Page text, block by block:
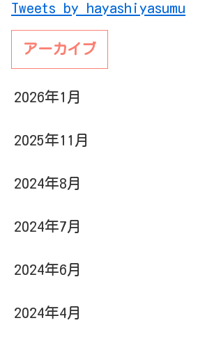
Tweets by hayashiyasumu
アーカイブ
2026年1月
2025年11月
2024年8月
2024年7月
2024年6月
2024年4月